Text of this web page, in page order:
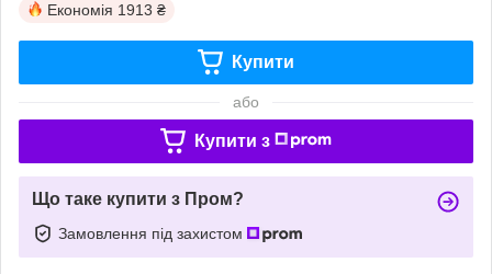
Економія 1913 ₴
Купити
або
Купити з
Що таке купити з Пром?
Замовлення під захистом